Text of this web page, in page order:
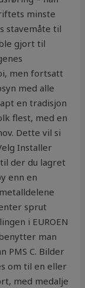
minste
stavemåte til
gjort til
men fortsatt
med alle
en tradisjon
flest, med en
Dette vil si
Installer
der du lagret
enn en
sprut
i EUROEN
man
PMS C. Bilder
om til en eller
med medalje